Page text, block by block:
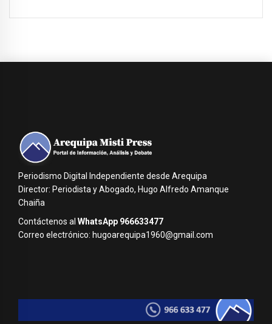
Periodismo Digital Independiente desde Arequipa
Director: Periodista y Abogado, Hugo Alfredo Amanque
Chaiña
Contáctenos al WhatsApp 966633477
Correo electrónico: hugoarequipa1960@gmail.com